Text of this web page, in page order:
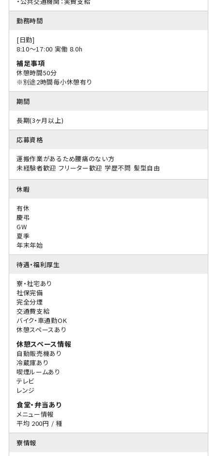
勤務時間
[日勤]
8:10〜17:00 実働 8.0h
補足事項
休憩時間50分
※別途2時間毎小休憩有り
期間
長期(3ヶ月以上)
応募資格
運搬作業があるため腰痛のない方
未経験者歓迎 フリーター歓迎 学歴不問 髪型自由
休暇
有休
慶弔
GW
夏季
年末年始
待遇・福利厚生
寮・社宅あり
社保完備
完全分煙
交通費支給
バイク・車通勤OK
休憩スペースあり
休憩スペース情報
自動販売機あり
冷蔵庫あり
喫煙ルームあり
テレビ
レンジ
食堂・弁当あり
メニュー情報
平均 200円 / 種
寮情報